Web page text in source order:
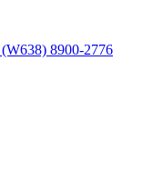
8900-2776